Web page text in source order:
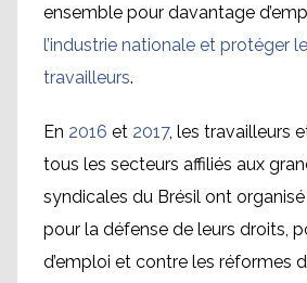
ensemble pour davantage
l’industrie nationale et protéger
travailleurs.
En 2016 et 2017, les travailleurs
tous les secteurs affiliés aux
syndicales du Brésil ont
pour la défense de leurs droits,
d’emploi et contre les réformes